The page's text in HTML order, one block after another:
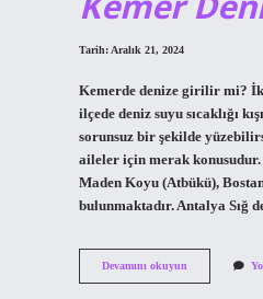
Tarih: Aralık 21, 2024
Kemerde denize girilir mi?
ilçede deniz suyu sıcaklığı
sorunsuz bir şekilde
aileler için merak konusudur.
Maden Koyu (Atbükü),
bulunmaktadır. Antalya Sığ
Devamını okuyun
Deniz